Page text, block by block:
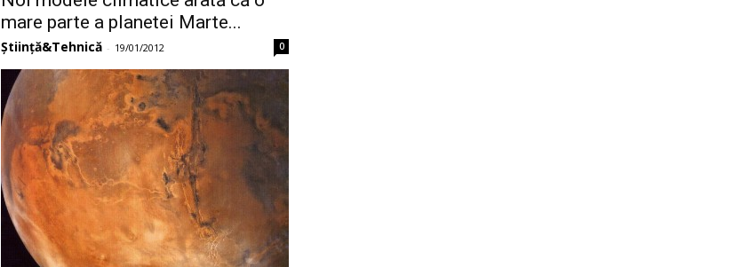
mare parte a planetei Marte...
Știință&Tehnică - 19/01/2012 0